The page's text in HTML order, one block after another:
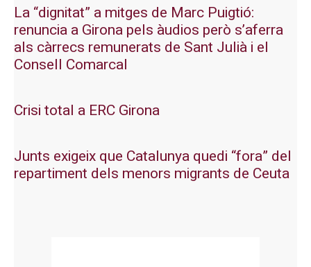
La “dignitat” a mitges de Marc Puigtió:
renuncia a Girona pels àudios però s’aferra
als càrrecs remunerats de Sant Julià i el
Consell Comarcal
Crisi total a ERC Girona
Junts exigeix que Catalunya quedi “fora” del
repartiment dels menors migrants de Ceuta